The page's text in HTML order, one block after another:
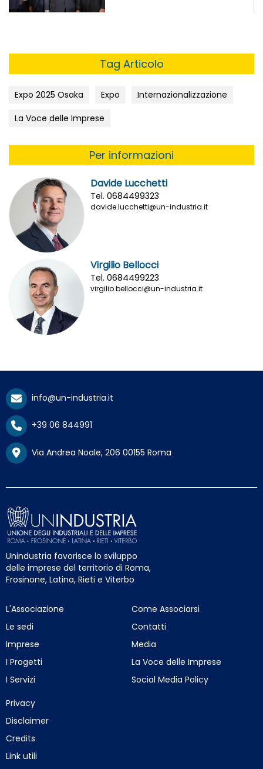
Tag Articolo
Expo 2025 Osaka Expo
Internazionalizzazione
La Voce delle Imprese
Per informazioni
Davide Lucchetti
Tel. 0684499323
davide.lucchetti@un-industria.it
Virgilio Bellocci
Tel. 0684499223
virgilio.bellocci@un-industria.it
info@un-industria.it
+39 06 844991
Via Andrea Noale, 206 00155 Roma
Unindustria favorisce lo sviluppo
delle imprese del territorio di Roma,
Frosinone, Latina, Rieti e Viterbo
L'Associazione
Le sedi
Imprese
I Progetti
I Servizi
Come Associarsi
Contatti
Media
La Voce delle Imprese
Social Media Policy
Privacy
Disclaimer
Credits
Link utili